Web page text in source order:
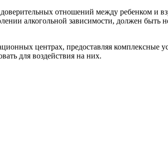
отношений между ребенком и
алкогольной зависимости, должен
центрах, предоставляя комплексные
для воздействия на них.